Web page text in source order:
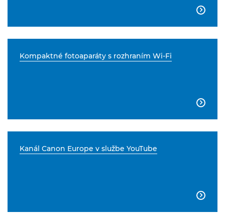

Kompaktné fotoaparáty s rozhraním Wi-Fi

Kanál Canon Europe v službe YouTube
